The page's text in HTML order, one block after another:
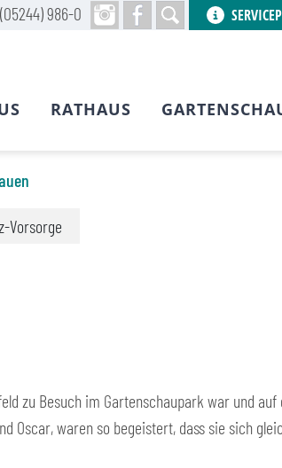
Vorsorge
zu Besuch im Gartenschaupark war und auf
Oscar, waren so begeistert, dass sie sich
(05244) 986-0
RATHAUS